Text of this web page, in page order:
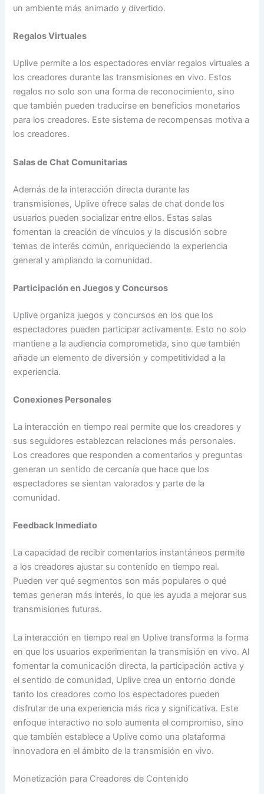
un ambiente más animado y divertido.
Regalos Virtuales
Uplive permite a los espectadores enviar regalos virtuales a
los creadores durante las transmisiones en vivo. Estos
regalos no solo son una forma de reconocimiento, sino
que también pueden traducirse en beneficios monetarios
para los creadores. Este sistema de recompensas motiva a
los creadores.
Salas de Chat Comunitarias
Además de la interacción directa durante las
transmisiones, Uplive ofrece salas de chat donde los
usuarios pueden socializar entre ellos. Estas salas
fomentan la creación de vínculos y la discusión sobre
temas de interés común, enriqueciendo la experiencia
general y ampliando la comunidad.
Participación en Juegos y Concursos
Uplive organiza juegos y concursos en los que los
espectadores pueden participar activamente. Esto no solo
mantiene a la audiencia comprometida, sino que también
añade un elemento de diversión y competitividad a la
experiencia.
Conexiones Personales
La interacción en tiempo real permite que los creadores y
sus seguidores establezcan relaciones más personales.
Los creadores que responden a comentarios y preguntas
generan un sentido de cercanía que hace que los
espectadores se sientan valorados y parte de la
comunidad.
Feedback Inmediato
La capacidad de recibir comentarios instantáneos permite
a los creadores ajustar su contenido en tiempo real.
Pueden ver qué segmentos son más populares o qué
temas generan más interés, lo que les ayuda a mejorar sus
transmisiones futuras.
La interacción en tiempo real en Uplive transforma la forma
en que los usuarios experimentan la transmisión en vivo. Al
fomentar la comunicación directa, la participación activa y
el sentido de comunidad, Uplive crea un entorno donde
tanto los creadores como los espectadores pueden
disfrutar de una experiencia más rica y significativa. Este
enfoque interactivo no solo aumenta el compromiso, sino
que también establece a Uplive como una plataforma
innovadora en el ámbito de la transmisión en vivo.
Monetización para Creadores de Contenido